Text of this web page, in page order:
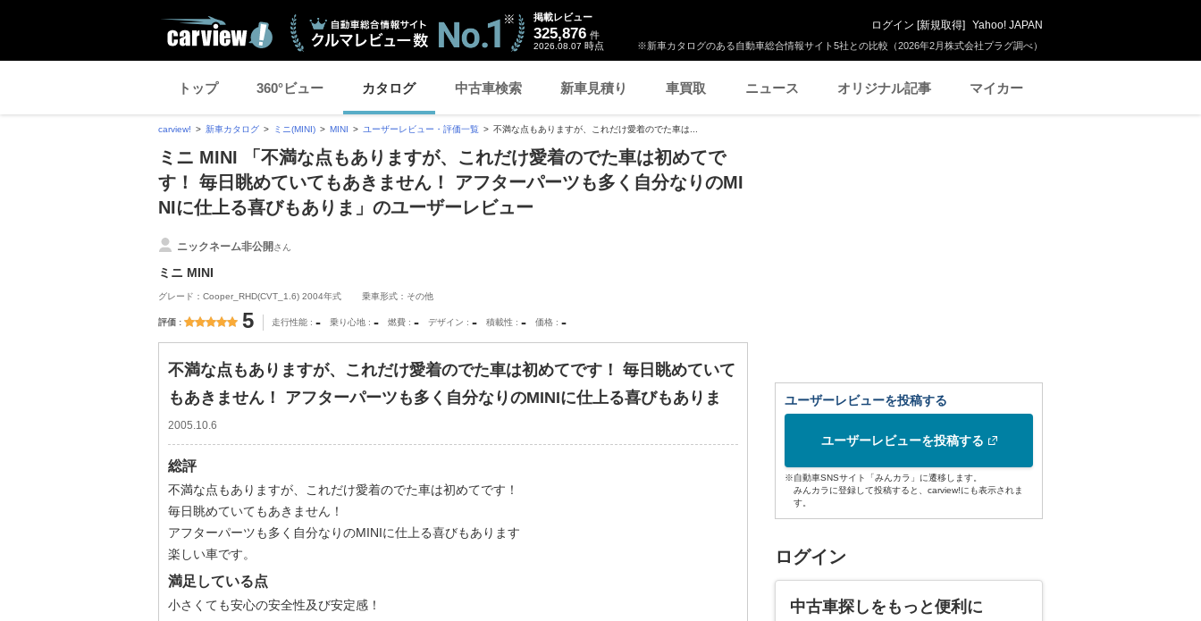
※新車カタログのある自動車総合情報サイト5社との比較（2026年2月株式会社プラグ調べ）
掲載レビュー
325,876 件
2026.08.07 時点
ログイン [新規取得] Yahoo! JAPAN
トップ 360°ビュー カタログ 中古車検索 新車見積り 車買取 ニュース オリジナル記事 マイカー
carview! 新車カタログ ミニ(MINI) MINI ユーザーレビュー・評価一覧 不満な点もありますが、これだけ愛着のでた車は...
ミニ MINI 「不満な点もありますが、これだけ愛着のでた車は初めてで
す！ 毎日眺めていてもあきません！ アフターパーツも多く自分なりのMI
NIに仕上る喜びもありま」のユーザーレビュー
ニックネーム非公開さん
ミニ MINI
グレード：Cooper_RHD(CVT_1.6) 2004年式 乗車形式：その他
評価 5 走行性能 - 乗り心地 - 燃費 - デザイン - 積載性 - 価格 -
不満な点もありますが、これだけ愛着のでた車は初めてです！ 毎日眺めていて
もあきません！ アフターパーツも多く自分なりのMINIに仕上る喜びもありま
2005.10.6
総評
不満な点もありますが、これだけ愛着のでた車は初めてです！
毎日眺めていてもあきません！
アフターパーツも多く自分なりのMINIに仕上る喜びもあります
楽しい車です。
満足している点
小さくても安心の安全性及び安定感！
ユーザーレビューを投稿する
ユーザーレビューを投稿する
※自動車SNSサイト「みんカラ」に遷移します。
みんカラに登録して投稿すると、carview!にも表示されま
す。
ログイン
中古車探しをもっと便利に